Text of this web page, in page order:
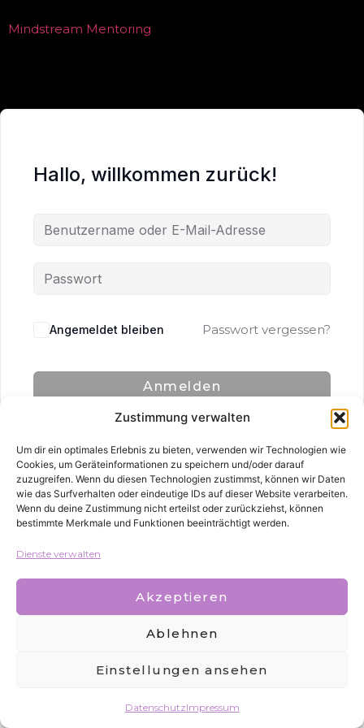
Zustimmung verwalten
Um dir ein optimales Erlebnis zu bieten, verwenden wir Technologien wie
Cookies, um Geräteinformationen zu speichern und/oder darauf
zuzugreifen. Wenn du diesen Technologien zustimmst, können wir Daten
wie das Surfverhalten oder eindeutige IDs auf dieser Website verarbeiten.
Wenn du deine Zustimmung nicht erteilst oder zurückziehst, können
bestimmte Merkmale und Funktionen beeinträchtigt werden.
Dienste verwalten
Akzeptieren
Ablehnen
Einstellungen ansehen
DatenschutzImpressum
Mindstream Mentoring
Hallo, willkommen zurück!
Angemeldet bleiben Passwort vergessen?
Anmelden
Alle Rechte vorbehalten